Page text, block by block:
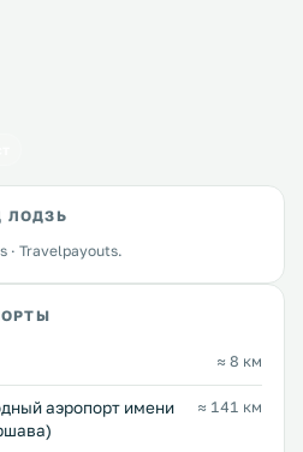
ЛОДЗЬ
· Travelpayouts.
≈ 8 км
аэропорт имени
≈ 141 км